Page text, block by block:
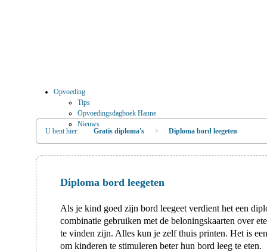
Opvoeding
Tips
Opvoedingsdagboek Hanne
Nieuws
U bent hier:
Gratis diploma's > Diploma bord leegeten
Diploma bord leegeten
Als je kind goed zijn bord leegeet verdient het een
combinatie gebruiken met de beloningskaarten over
te vinden zijn. Alles kun je zelf thuis printen. Het is
om kinderen te stimuleren beter hun bord leeg te eten.